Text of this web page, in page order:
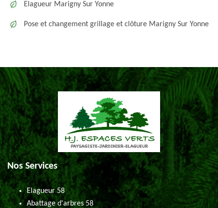
Elagueur Marigny Sur Yonne
Pose et changement grillage et clôture Marigny Sur Yonne
Nos Services
Elagueur 58
Abattage d'arbres 58